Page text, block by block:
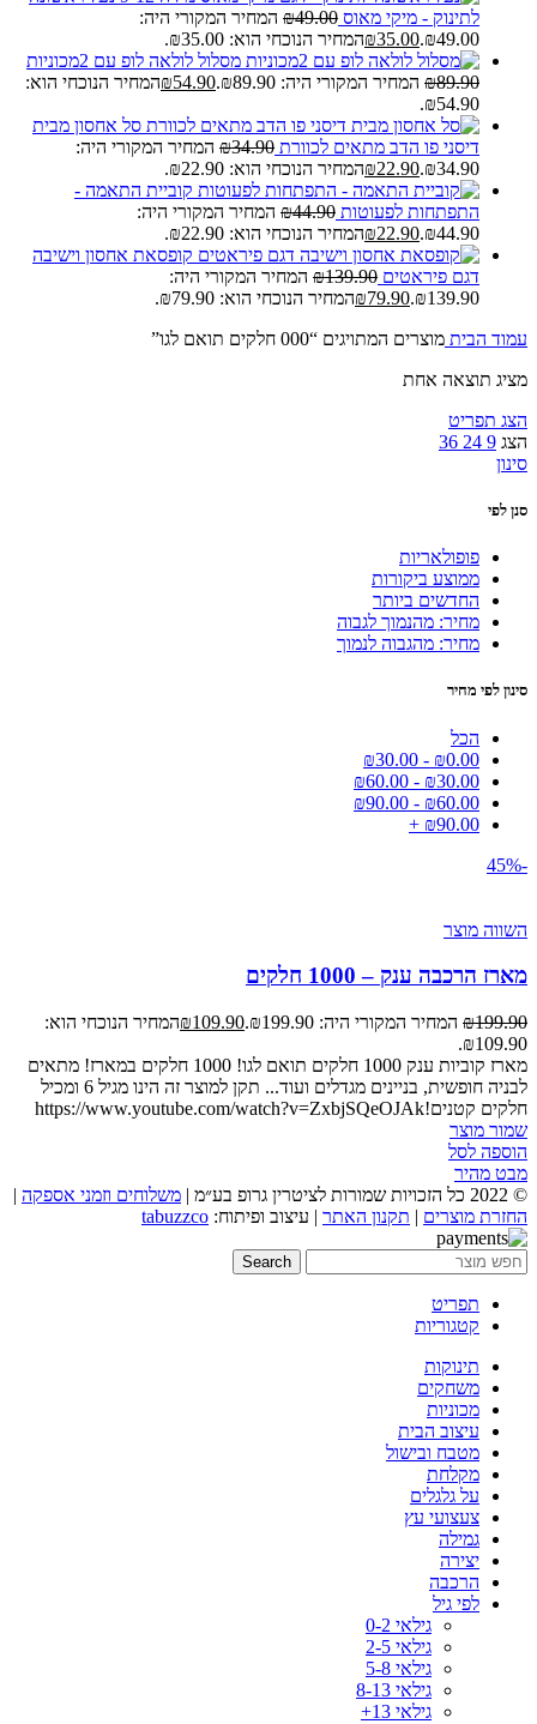
לתינוק - מיקי מאוס
₪49.00
המחיר המקורי היה:
₪49.00.
₪35.00
המחיר הנוכחי הוא: ₪35.00.
מסלול לולאה לופ עם 2מכוניות
₪89.90 המחיר המקורי היה: ₪89.90. ₪54.90
המחיר הנוכחי הוא:
₪54.90.
סל אחסון מבית
דיסני פו הדב מתאים לכוורת
₪34.90
המחיר המקורי היה:
₪34.90.
₪22.90
המחיר הנוכחי הוא: ₪22.90.
קוביית התאמה -
התפתחות לפעוטות
₪44.90
המחיר המקורי היה:
₪44.90.
₪22.90
המחיר הנוכחי הוא: ₪22.90.
קופסאת אחסון וישיבה
דגם פיראטים
₪139.90
המחיר המקורי היה:
₪139.90.
₪79.90
המחיר הנוכחי הוא: ₪79.90.
עמוד הבית מוצרים המתויגים “000 חלקים תואם לגו”
מציג תוצאה אחת
הצג תפריט
הצג 9
24
36
סינון
סנן לפי
פופולאריות
ממוצע ביקורות
החדשים ביותר
מחיר: מהנמוך לגבוה
מחיר: מהגבוה לנמוך
סינון לפי מחיר
הכל
₪0.00
-
₪30.00
₪30.00
-
₪60.00
₪60.00
-
₪90.00
₪90.00
+
-45%
השווה מוצר
מארז הרכבה ענק – 1000 חלקים
₪199.90 המחיר המקורי היה: ₪199.90. ₪109.90
המחיר הנוכחי הוא:
₪109.90.
מארז קוביות ענק 1000 חלקים תואם לגו! 1000 חלקים במארז! מתאים
לבניה חופשית, בניינים מגדלים ועוד... תקן למוצר זה הינו מגיל 6 ומכיל
חלקים קטנים!https://www.youtube.com/watch?v=ZxbjSQeOJAk
שמור מוצר
הוספה לסל
מבט מהיר
© 2022 כל הזכויות שמורות לציטרין גרופ בע״מ |
משלוחים וזמני אספקה |
החזרת מוצרים | תקנון האתר | עיצוב ופיתוח: tabuzzco
Search
תפריט
קטגוריות
תינוקות
משחקים
מכוניות
עיצוב הבית
מטבח ובישול
מקלחת
על גלגלים
צעצועי עץ
גמילה
יצירה
הרכבה
לפי גיל
גילאי 0-2
גילאי 2-5
גילאי 5-8
גילאי 8-13
גילאי 13+